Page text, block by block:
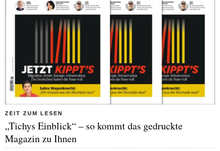
ZEIT ZUM LESEN
„Tichys Einblick“ – so kommt das gedruckte
Magazin zu Ihnen